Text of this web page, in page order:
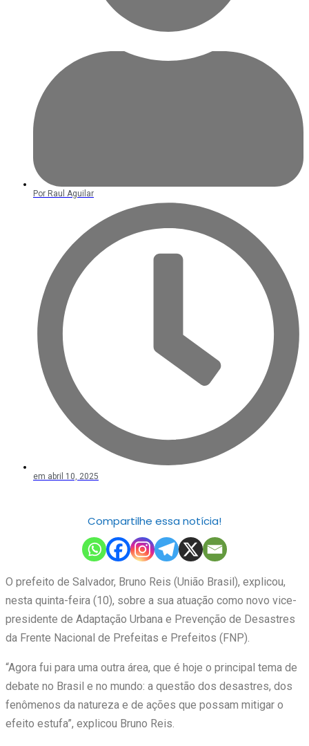
Por Raul Aguilar
em abril 10, 2025
Compartilhe essa notícia!
O prefeito de Salvador, Bruno Reis (União Brasil), explicou,
nesta quinta-feira (10), sobre a sua atuação como novo vice-
presidente de Adaptação Urbana e Prevenção de Desastres
da Frente Nacional de Prefeitas e Prefeitos (FNP).
“Agora fui para uma outra área, que é hoje o principal tema de
debate no Brasil e no mundo: a questão dos desastres, dos
fenômenos da natureza e de ações que possam mitigar o
efeito estufa”, explicou Bruno Reis.